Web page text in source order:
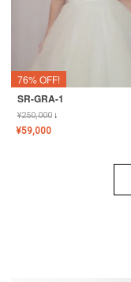
76% OFF!
SR-GRA-1
¥250,000↓
¥59,000